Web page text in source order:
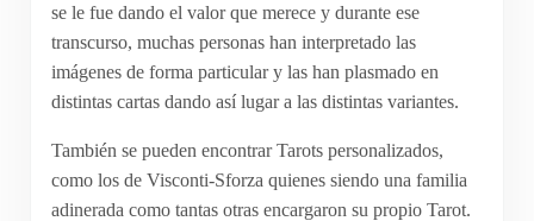
se le fue dando el valor que merece y durante ese
transcurso, muchas personas han interpretado las
imágenes de forma particular y las han plasmado en
distintas cartas dando así lugar a las distintas variantes.
También se pueden encontrar Tarots personalizados,
como los de Visconti-Sforza quienes siendo una familia
adinerada como tantas otras encargaron su propio Tarot.